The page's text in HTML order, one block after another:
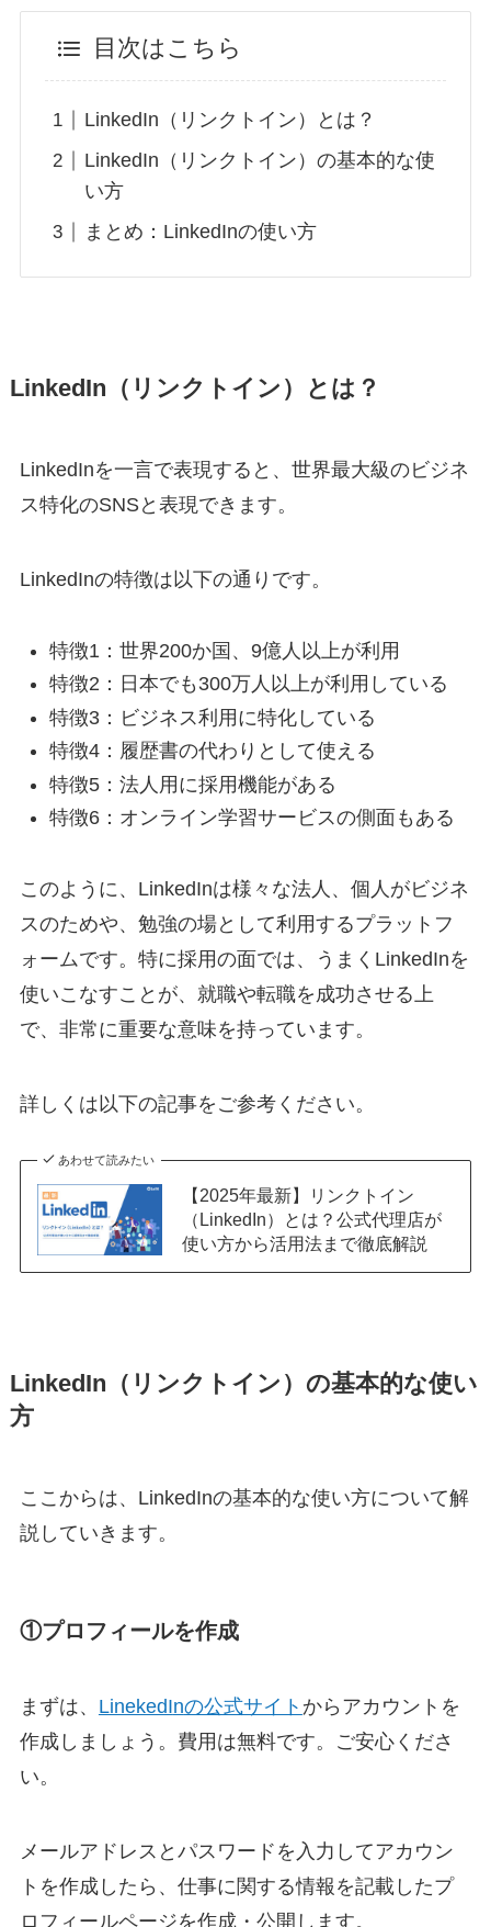
目次はこちら
LinkedIn（リンクトイン）とは？
LinkedIn（リンクトイン）の基本的な使
い方
まとめ：LinkedInの使い方
LinkedIn（リンクトイン）とは？
LinkedInを一言で表現すると、世界最大級のビジネ
ス特化のSNSと表現できます。
LinkedInの特徴は以下の通りです。
特徴1：世界200か国、9億人以上が利用
特徴2：日本でも300万人以上が利用している
特徴3：ビジネス利用に特化している
特徴4：履歴書の代わりとして使える
特徴5：法人用に採用機能がある
特徴6：オンライン学習サービスの側面もある
このように、LinkedInは様々な法人、個人がビジネ
スのためや、勉強の場として利用するプラットフ
ォームです。特に採用の面では、うまくLinkedInを
使いこなすことが、就職や転職を成功させる上
で、非常に重要な意味を持っています。
詳しくは以下の記事をご参考ください。
あわせて読みたい
【2025年最新】リンクトイン
（LinkedIn）とは？公式代理店が
使い方から活用法まで徹底解説
LinkedIn（リンクトイン）の基本的な使い
方
ここからは、LinkedInの基本的な使い方について解
説していきます。
①プロフィールを作成
まずは、 LinekedInの公式サイト からアカウントを
作成しましょう。費用は無料です。ご安心くださ
い。
メールアドレスとパスワードを入力してアカウン
トを作成したら、仕事に関する情報を記載したプ
ロフィールページを作成・公開します。